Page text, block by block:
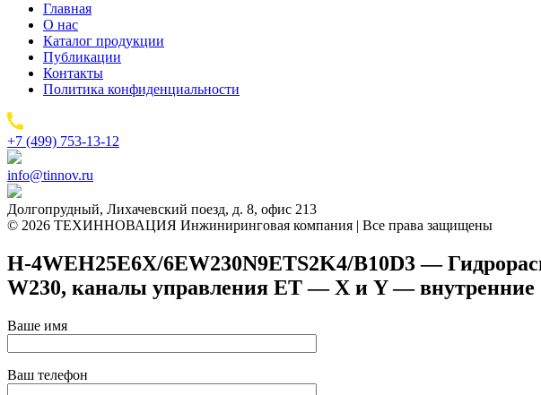
Главная
О нас
Каталог продукции
Публикации
Контакты
Политика конфиденциальности
+7 (499) 753-13-12
info@tinnov.ru
Долгопрудный, Лихачевский поезд, д. 8, офис 213
© 2026 ТЕХИННОВАЦИЯ Инжиниринговая компания | Все права защищены
H-4WEH25E6X/6EW230N9ETS2K4/B10D3 —
W230, каналы управления ET — X и Y — внутренние
Ваше имя
Ваш телефон